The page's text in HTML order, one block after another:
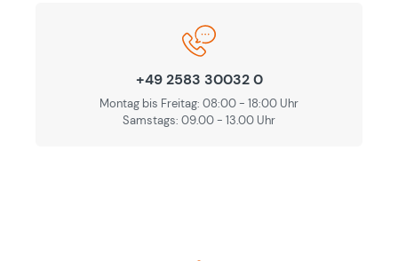
+49 2583 30032 0
Montag bis Freitag: 08:00 - 18:00 Uhr
Samstags: 09.00 - 13.00 Uhr